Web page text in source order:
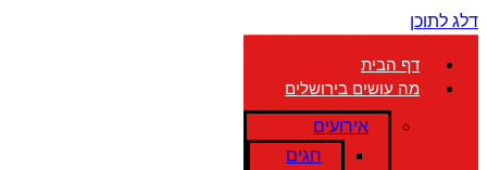
דלג לתוכן
דף הבית
מה עושים בירושלים
אירועים
חגים